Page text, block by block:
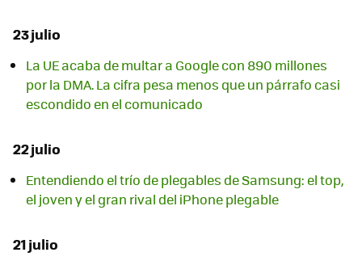
23 julio
La UE acaba de multar a Google con 890 millones
por la DMA. La cifra pesa menos que un párrafo casi
escondido en el comunicado
22 julio
Entendiendo el trío de plegables de Samsung: el top,
el joven y el gran rival del iPhone plegable
21 julio